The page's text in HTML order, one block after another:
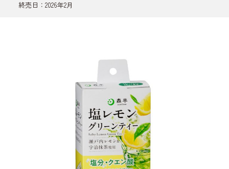
終売日：2026年2月